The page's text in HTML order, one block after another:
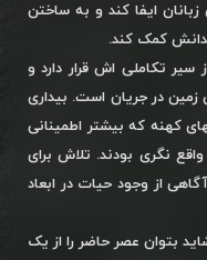
ایفا کند و به ساختن
کمک کند.
تکاملی اش قرار دارد و
در جریان است. بیداری
کهنه که بیشتر اطمینانی
نگری بودند. تلاش برای
از وجود حیات در ابعاد
بتوان عصر حاضر را از یک